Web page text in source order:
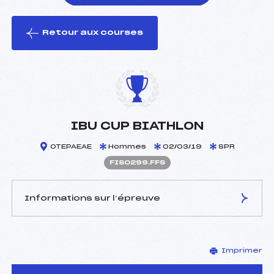
le ski
Retour aux courses
IBU CUP BIATHLON
OTEPAEAE Hommes 02/03/19 SPR
FIS0299.FFS
Informations sur l’épreuve
–
D.T Adjoint :
–
Imprimer